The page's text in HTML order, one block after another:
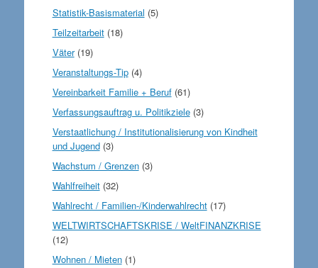
Statistik-Basismaterial (5)
Teilzeitarbeit(18)
Väter(19)
Veranstaltungs-Tip(4)
Vereinbarkeit Familie + Beruf(61)
Verfassungsauftrag u. Politikziele(3)
Verstaatlichung / Institutionalisierung von Kindheit
und Jugend(3)
Wachstum / Grenzen(3)
Wahlfreiheit(32)
Wahlrecht / Familien-/Kinderwahlrecht(17)
WELTWIRTSCHAFTSKRISE / WeltFINANZKRISE
(12)
Wohnen / Mieten(1)